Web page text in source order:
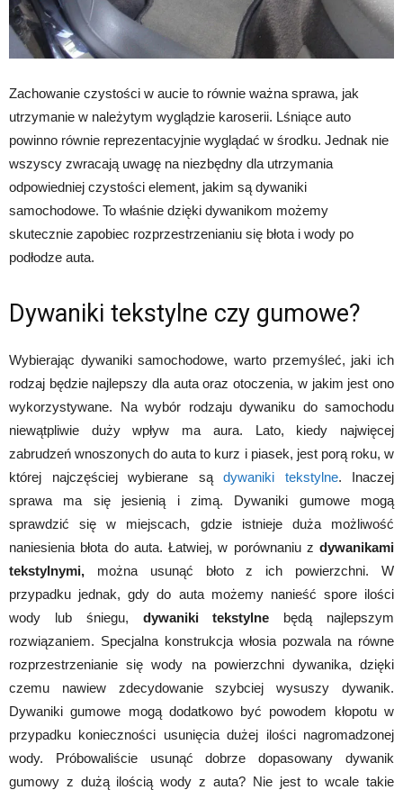
Zachowanie czystości w aucie to równie ważna sprawa, jak
utrzymanie w należytym wyglądzie karoserii. Lśniące auto
powinno równie reprezentacyjnie wyglądać w środku. Jednak nie
wszyscy zwracają uwagę na niezbędny dla utrzymania
odpowiedniej czystości element, jakim są dywaniki
samochodowe. To właśnie dzięki dywanikom możemy
skutecznie zapobiec rozprzestrzenianiu się błota i wody po
podłodze auta.
Dywaniki tekstylne czy gumowe?
Wybierając dywaniki samochodowe, warto przemyśleć, jaki ich
rodzaj będzie najlepszy dla auta oraz otoczenia, w jakim jest ono
wykorzystywane. Na wybór rodzaju dywaniku do samochodu
niewątpliwie duży wpływ ma aura. Lato, kiedy najwięcej
zabrudzeń wnoszonych do auta to kurz i piasek, jest porą roku, w
której najczęściej wybierane są dywaniki tekstylne. Inaczej
sprawa ma się jesienią i zimą. Dywaniki gumowe mogą
sprawdzić się w miejscach, gdzie istnieje duża możliwość
naniesienia błota do auta. Łatwiej, w porównaniu z dywanikami
tekstylnymi, można usunąć błoto z ich powierzchni. W
przypadku jednak, gdy do auta możemy nanieść spore ilości
wody lub śniegu, dywaniki tekstylne będą najlepszym
rozwiązaniem. Specjalna konstrukcja włosia pozwala na równe
rozprzestrzenianie się wody na powierzchni dywanika, dzięki
czemu nawiew zdecydowanie szybciej wysuszy dywanik.
Dywaniki gumowe mogą dodatkowo być powodem kłopotu w
przypadku konieczności usunięcia dużej ilości nagromadzonej
wody. Próbowaliście usunąć dobrze dopasowany dywanik
gumowy z dużą ilością wody z auta? Nie jest to wcale takie